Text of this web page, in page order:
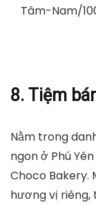
Tâm-Nam/
8. Tiệm
Nằm trong
ngon ở Phú
Choco Bakery.
hương vị riêng,